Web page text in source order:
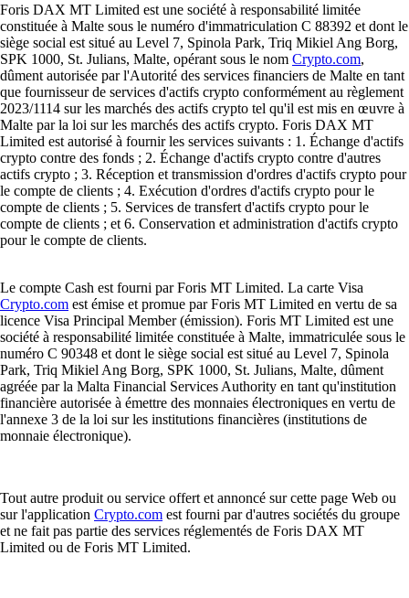
Foris DAX MT Limited est une société à responsabilité limitée
constituée à Malte sous le numéro d'immatriculation C 88392 et dont le
siège social est situé au Level 7, Spinola Park, Triq Mikiel Ang Borg,
SPK 1000, St. Julians, Malte, opérant sous le nom Crypto.com,
dûment autorisée par l'Autorité des services financiers de Malte en tant
que fournisseur de services d'actifs crypto conformément au règlement
2023/1114 sur les marchés des actifs crypto tel qu'il est mis en œuvre à
Malte par la loi sur les marchés des actifs crypto. Foris DAX MT
Limited est autorisé à fournir les services suivants : 1. Échange d'actifs
crypto contre des fonds ; 2. Échange d'actifs crypto contre d'autres
actifs crypto ; 3. Réception et transmission d'ordres d'actifs crypto pour
le compte de clients ; 4. Exécution d'ordres d'actifs crypto pour le
compte de clients ; 5. Services de transfert d'actifs crypto pour le
compte de clients ; et 6. Conservation et administration d'actifs crypto
pour le compte de clients.
Le compte Cash est fourni par Foris MT Limited. La carte Visa
Crypto.com est émise et promue par Foris MT Limited en vertu de sa
licence Visa Principal Member (émission). Foris MT Limited est une
société à responsabilité limitée constituée à Malte, immatriculée sous le
numéro C 90348 et dont le siège social est situé au Level 7, Spinola
Park, Triq Mikiel Ang Borg, SPK 1000, St. Julians, Malte, dûment
agréée par la Malta Financial Services Authority en tant qu'institution
financière autorisée à émettre des monnaies électroniques en vertu de
l'annexe 3 de la loi sur les institutions financières (institutions de
monnaie électronique).
Tout autre produit ou service offert et annoncé sur cette page Web ou
sur l'application Crypto.com est fourni par d'autres sociétés du groupe
et ne fait pas partie des services réglementés de Foris DAX MT
Limited ou de Foris MT Limited.